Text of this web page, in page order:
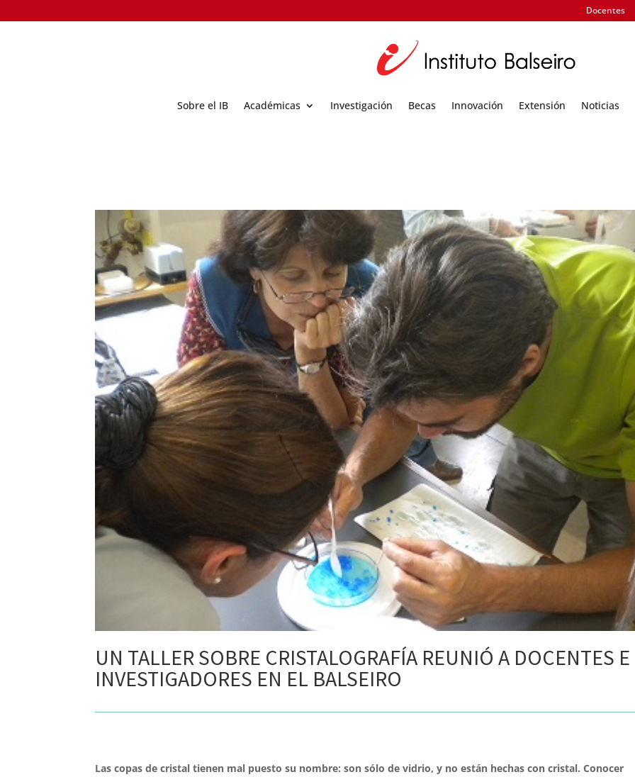
Docentes
Sobre el IB Académicas Investigación Becas Innovación Extensión Noticias
UN TALLER SOBRE CRISTALOGRAFÍA REUNIÓ A DOCENTES E
INVESTIGADORES EN EL BALSEIRO
Las copas de cristal tienen mal puesto su nombre: son sólo de vidrio, y no están hechas con cristal. Conocer